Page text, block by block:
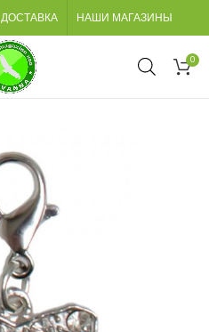
ДОСТАВКА НАШИ МАГАЗИНЫ
0